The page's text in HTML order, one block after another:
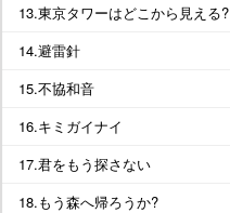
13.東京タワーはどこから見える?
14.避雷針
15.不協和音
16.キミガイナイ
17.君をもう探さない
18.もう森へ帰ろうか?